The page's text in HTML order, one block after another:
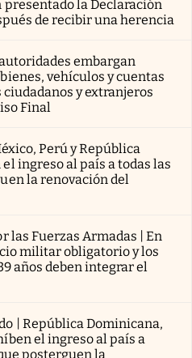
presentado la Declaración
de recibir una herencia
embargan
vehículos y cuentas
y extranjeros
Final
Perú y República
ingreso al país a todas las
la renovación del
las Fuerzas Armadas | En
militar obligatorio y los
años deben integrar el
| República Dominicana,
el ingreso al país a
posterguen la